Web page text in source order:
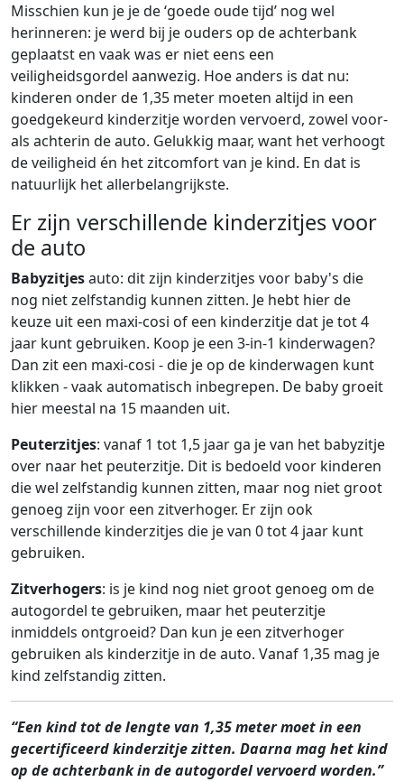
Misschien kun je je de ‘goede oude tijd’ nog wel
herinneren: je werd bij je ouders op de achterbank
geplaatst en vaak was er niet eens een
veiligheidsgordel aanwezig. Hoe anders is dat nu:
kinderen onder de 1,35 meter moeten altijd in een
goedgekeurd kinderzitje worden vervoerd, zowel voor-
als achterin de auto. Gelukkig maar, want het verhoogt
de veiligheid én het zitcomfort van je kind. En dat is
natuurlijk het allerbelangrijkste.
Er zijn verschillende kinderzitjes voor
de auto
Babyzitjesauto: dit zijn kinderzitjes voor baby's die
nog niet zelfstandig kunnen zitten. Je hebt hier de
keuze uit een maxi-cosi of een kinderzitje dat je tot 4
jaar kunt gebruiken. Koop je een 3-in-1 kinderwagen?
Dan zit een maxi-cosi - die je op de kinderwagen kunt
klikken - vaak automatisch inbegrepen. De baby groeit
hier meestal na 15 maanden uit.
Peuterzitjes: vanaf 1 tot 1,5 jaar ga je van het babyzitje
over naar het peuterzitje. Dit is bedoeld voor kinderen
die wel zelfstandig kunnen zitten, maar nog niet groot
genoeg zijn voor een zitverhoger. Er zijn ook
verschillende kinderzitjes die je van 0 tot 4 jaar kunt
gebruiken.
Zitverhogers: is je kind nog niet groot genoeg om de
autogordel te gebruiken, maar het peuterzitje
inmiddels ontgroeid? Dan kun je een zitverhoger
gebruiken als kinderzitje in de auto. Vanaf 1,35 mag je
kind zelfstandig zitten.
“Een kind tot de lengte van 1,35 meter moet in een
gecertificeerd kinderzitje zitten. Daarna mag het kind
op de achterbank in de autogordel vervoerd worden.”